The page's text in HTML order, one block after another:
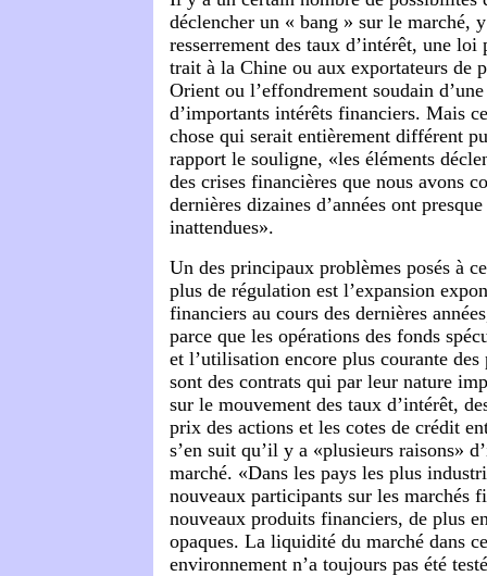
déclencher un « bang » sur le marché,
resserrement des taux d’intérêt, une
trait à la Chine ou aux exportateurs de
Orient ou l’effondrement soudain
d’importants intérêts financiers. Mais
chose qui serait entièrement différent
rapport le souligne, «les éléments
des crises financières que nous avons
dernières dizaines d’années ont
inattendues».
Un des principaux problèmes posés à
plus de régulation est l’expansion
financiers au cours des dernières
parce que les opérations des fonds
et l’utilisation encore plus courante
sont des contrats qui par leur nature
sur le mouvement des taux d’intérêt,
prix des actions et les cotes de crédit
s’en suit qu’il y a «plusieurs raisons»
marché. «Dans les pays les plus
nouveaux participants sur les marchés
nouveaux produits financiers, de plus
opaques. La liquidité du marché dans
environnement n’a toujours pas été